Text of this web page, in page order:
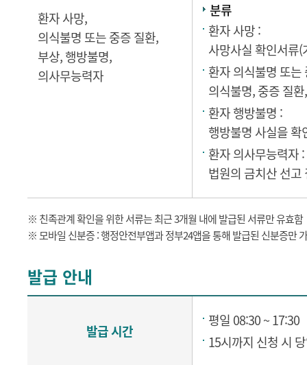
환자 사망,
의식불명 또는 중증 질환,
부상, 행방불명,
의사무능력자
분류
환자 사망 :
사망사실 확인서류
환자 의식불명 또는
의식불명, 중증 질
환자 행방불명 :
행방불명 사실을 확
환자 의사무능력자 :
법원의 금치산 선
※ 친족관계 확인을 위한 서류는 최근 3개월 내에 발급된 서류만 유효함
※ 모바일 신분증 : 행정안전부앱과 정부24앱을 통해 발급된 신분증만
발급 안내
발급 시간
평일 08:30 ~ 17:30
15시까지 신청 시